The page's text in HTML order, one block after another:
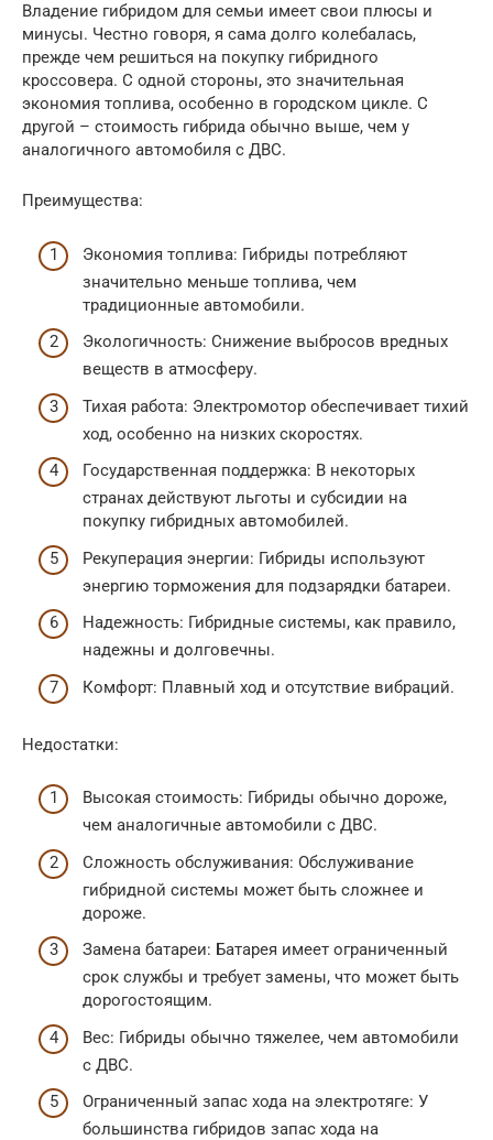
Владение гибридом для семьи имеет свои плюсы и
минусы. Честно говоря, я сама долго колебалась,
прежде чем решиться на покупку гибридного
кроссовера. С одной стороны, это значительная
экономия топлива, особенно в городском цикле. С
другой – стоимость гибрида обычно выше, чем у
аналогичного автомобиля с ДВС.
Преимущества:
Экономия топлива: Гибриды потребляют
значительно меньше топлива, чем
традиционные автомобили.
Экологичность: Снижение выбросов вредных
веществ в атмосферу.
Тихая работа: Электромотор обеспечивает тихий
ход, особенно на низких скоростях.
Государственная поддержка: В некоторых
странах действуют льготы и субсидии на
покупку гибридных автомобилей.
Рекуперация энергии: Гибриды используют
энергию торможения для подзарядки батареи.
Надежность: Гибридные системы, как правило,
надежны и долговечны.
Комфорт: Плавный ход и отсутствие вибраций.
Недостатки:
Высокая стоимость: Гибриды обычно дороже,
чем аналогичные автомобили с ДВС.
Сложность обслуживания: Обслуживание
гибридной системы может быть сложнее и
дороже.
Замена батареи: Батарея имеет ограниченный
срок службы и требует замены, что может быть
дорогостоящим.
Вес: Гибриды обычно тяжелее, чем автомобили
с ДВС.
Ограниченный запас хода на электротяге: У
большинства гибридов запас хода на